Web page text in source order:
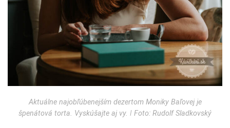
Aktuálne najobľúbenejším dezertom Moniky Baľovej je
špenátová torta. Vyskúšajte aj vy. ǀ Foto: Rudolf Sladkovský